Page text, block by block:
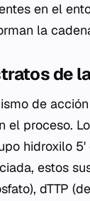
en el
la
de
de
el proceso.
hidroxilo
estos
dTTP